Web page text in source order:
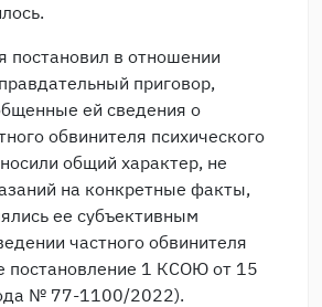
постановил в отношении
приговор,
ей сведения о
обвинителя психического
общий характер, не
на конкретные факты,
ее субъективным
частного обвинителя
постановление 1 КСОЮ от 15
№ 77-1100/2022).